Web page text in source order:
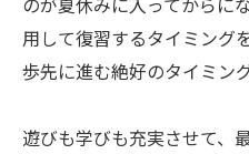
用して復習するタイミング
歩先に進む絶好のタイミング
遊びも学びも充実させて、